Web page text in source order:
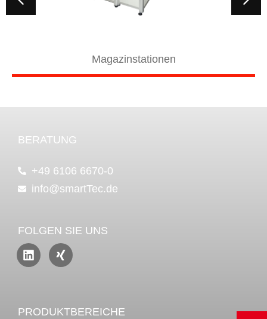
Magazinstationen
BERATUNG
+49 6106 6670-0
info@smartTec.de
FOLGEN SIE UNS
PRODUKTBEREICHE